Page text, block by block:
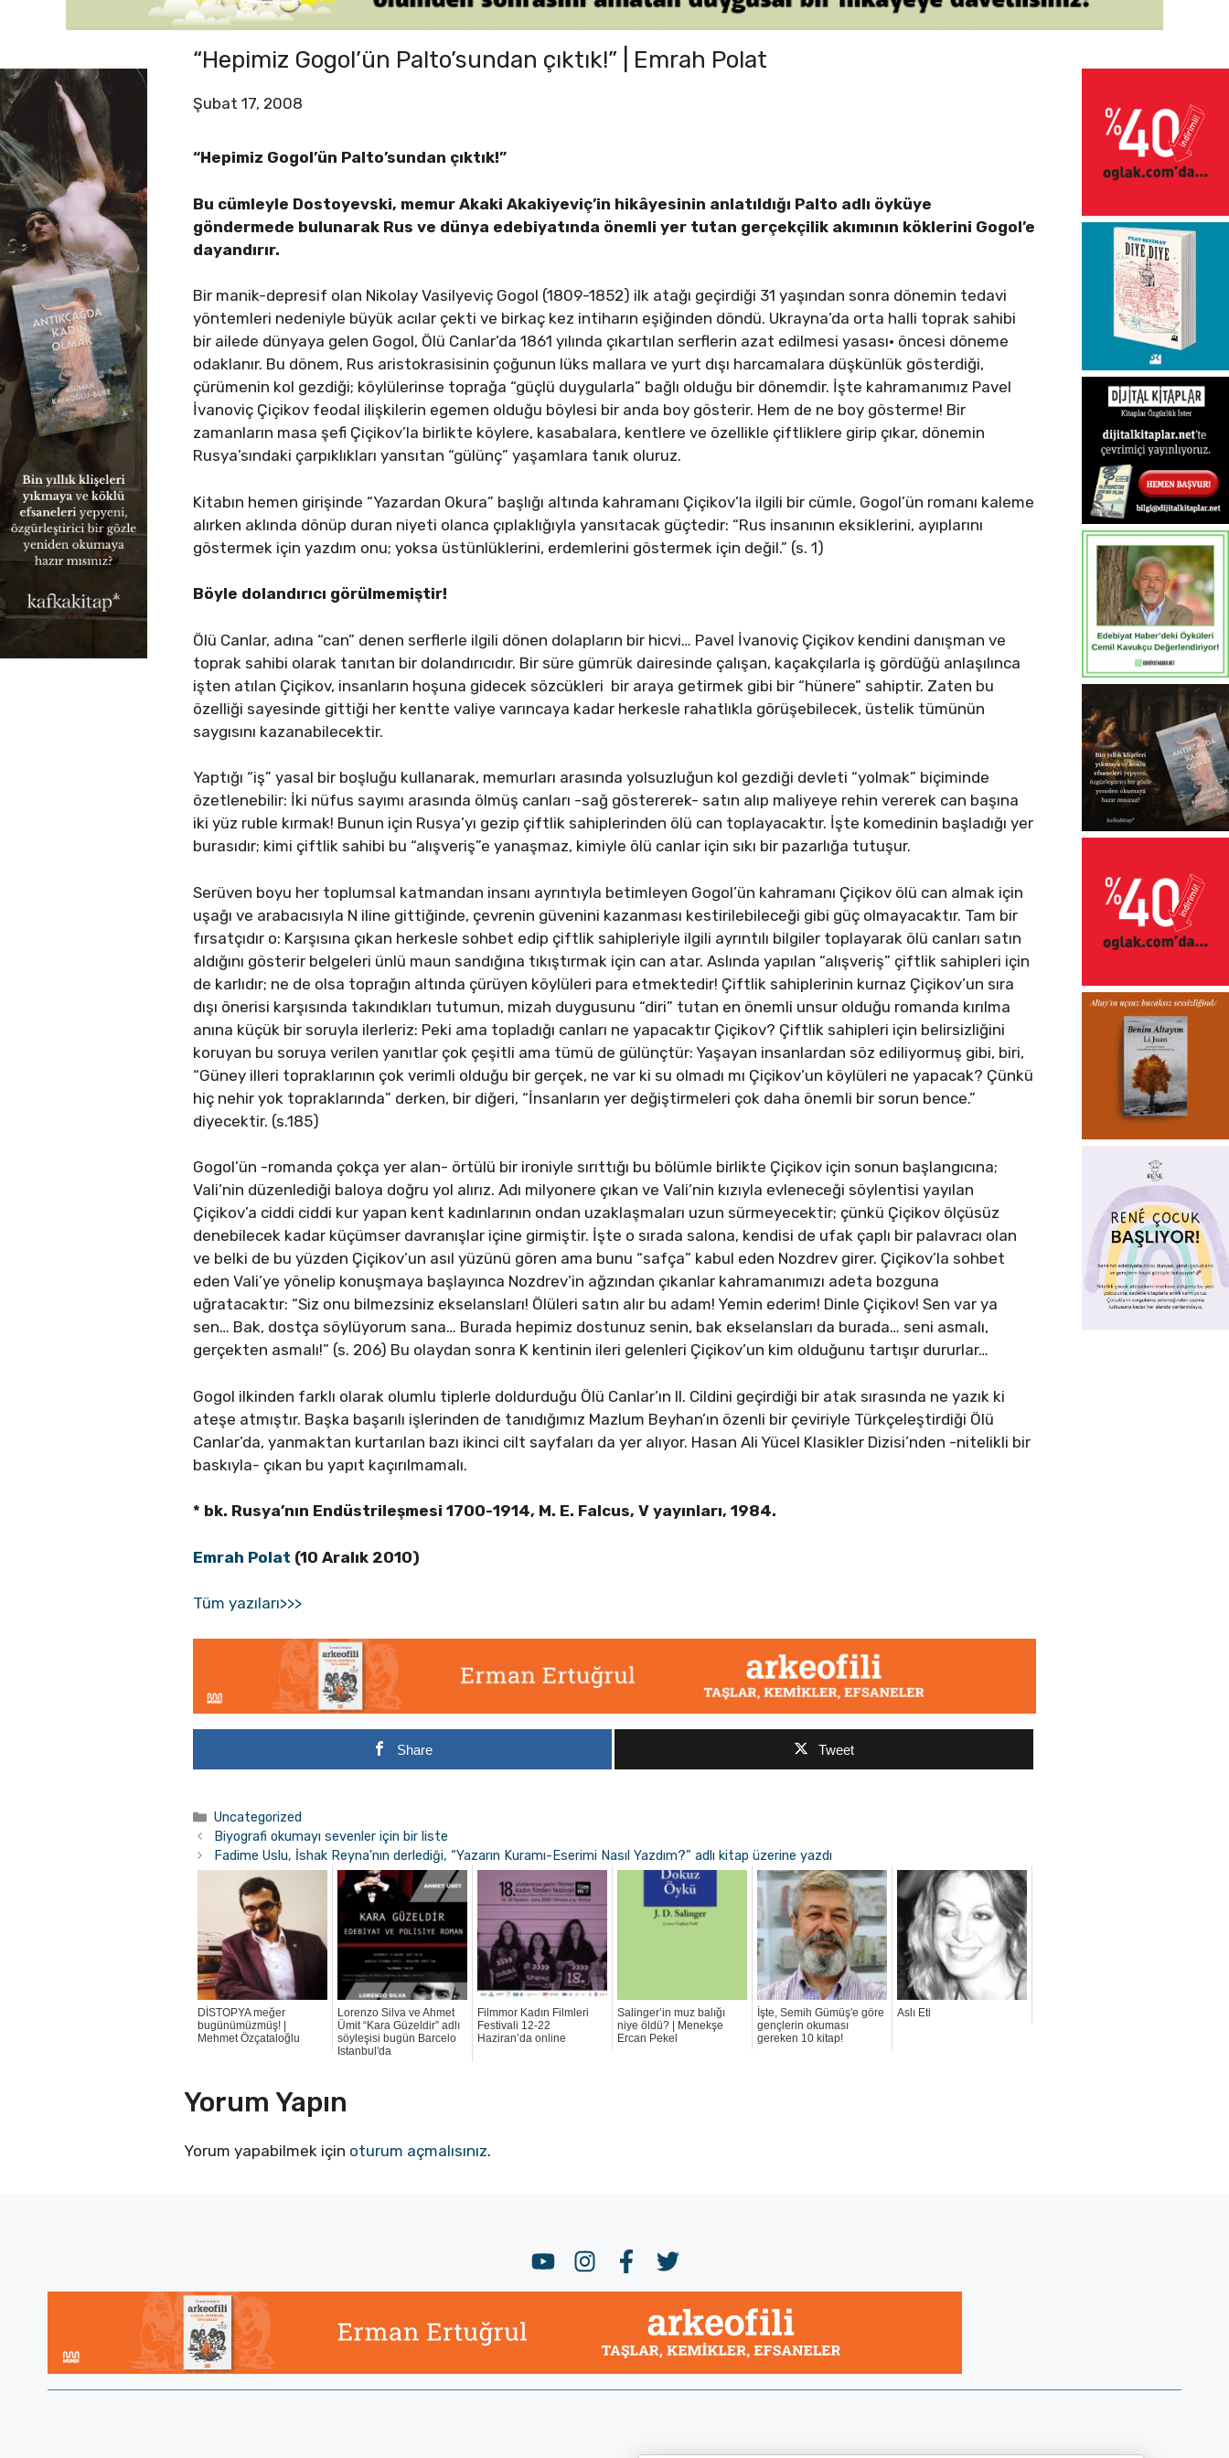
“Hepimiz Gogol’ün Palto’sundan çıktık!” | Emrah Polat
Şubat 17, 2008
“Hepimiz Gogol’ün Palto’sundan çıktık!”
Bu cümleyle Dostoyevski, memur Akaki Akakiyeviç’in hikâyesinin anlatıldığı Palto adlı öyküye
göndermede bulunarak Rus ve dünya edebiyatında önemli yer tutan gerçekçilik akımının köklerini Gogol’e
dayandırır.
Bir manik-depresif olan Nikolay Vasilyeviç Gogol (1809-1852) ilk atağı geçirdiği 31 yaşından sonra dönemin tedavi
yöntemleri nedeniyle büyük acılar çekti ve birkaç kez intiharın eşiğinden döndü. Ukrayna’da orta halli toprak sahibi
bir ailede dünyaya gelen Gogol, Ölü Canlar’da 1861 yılında çıkartılan serflerin azat edilmesi yasası· öncesi döneme
odaklanır. Bu dönem, Rus aristokrasisinin çoğunun lüks mallara ve yurt dışı harcamalara düşkünlük gösterdiği,
çürümenin kol gezdiği; köylülerinse toprağa “güçlü duygularla” bağlı olduğu bir dönemdir. İşte kahramanımız Pavel
İvanoviç Çiçikov feodal ilişkilerin egemen olduğu böylesi bir anda boy gösterir. Hem de ne boy gösterme! Bir
zamanların masa şefi Çiçikov’la birlikte köylere, kasabalara, kentlere ve özellikle çiftliklere girip çıkar, dönemin
Rusya’sındaki çarpıklıkları yansıtan “gülünç” yaşamlara tanık oluruz.
Kitabın hemen girişinde “Yazardan Okura” başlığı altında kahramanı Çiçikov’la ilgili bir cümle, Gogol’ün romanı kaleme
alırken aklında dönüp duran niyeti olanca çıplaklığıyla yansıtacak güçtedir: “Rus insanının eksiklerini, ayıplarını
göstermek için yazdım onu; yoksa üstünlüklerini, erdemlerini göstermek için değil.” (s. 1)
Böyle dolandırıcı görülmemiştir!
Ölü Canlar, adına “can” denen serflerle ilgili dönen dolapların bir hicvi… Pavel İvanoviç Çiçikov kendini danışman ve
toprak sahibi olarak tanıtan bir dolandırıcıdır. Bir süre gümrük dairesinde çalışan, kaçakçılarla iş gördüğü anlaşılınca
işten atılan Çiçikov, insanların hoşuna gidecek sözcükleri bir araya getirmek gibi bir “hünere” sahiptir. Zaten bu
özelliği sayesinde gittiği her kentte valiye varıncaya kadar herkesle rahatlıkla görüşebilecek, üstelik tümünün
saygısını kazanabilecektir.
Yaptığı “iş” yasal bir boşluğu kullanarak, memurları arasında yolsuzluğun kol gezdiği devleti “yolmak” biçiminde
özetlenebilir: İki nüfus sayımı arasında ölmüş canları -sağ göstererek- satın alıp maliyeye rehin vererek can başına
iki yüz ruble kırmak! Bunun için Rusya’yı gezip çiftlik sahiplerinden ölü can toplayacaktır. İşte komedinin başladığı yer
burasıdır; kimi çiftlik sahibi bu “alışveriş”e yanaşmaz, kimiyle ölü canlar için sıkı bir pazarlığa tutuşur.
Serüven boyu her toplumsal katmandan insanı ayrıntıyla betimleyen Gogol’ün kahramanı Çiçikov ölü can almak için
uşağı ve arabacısıyla N iline gittiğinde, çevrenin güvenini kazanması kestirilebileceği gibi güç olmayacaktır. Tam bir
fırsatçıdır o: Karşısına çıkan herkesle sohbet edip çiftlik sahipleriyle ilgili ayrıntılı bilgiler toplayarak ölü canları satın
aldığını gösterir belgeleri ünlü maun sandığına tıkıştırmak için can atar. Aslında yapılan “alışveriş” çiftlik sahipleri için
de karlıdır; ne de olsa toprağın altında çürüyen köylüleri para etmektedir! Çiftlik sahiplerinin kurnaz Çiçikov’un sıra
dışı önerisi karşısında takındıkları tutumun, mizah duygusunu “diri” tutan en önemli unsur olduğu romanda kırılma
anına küçük bir soruyla ilerleriz: Peki ama topladığı canları ne yapacaktır Çiçikov? Çiftlik sahipleri için belirsizliğini
koruyan bu soruya verilen yanıtlar çok çeşitli ama tümü de gülünçtür: Yaşayan insanlardan söz ediliyormuş gibi, biri,
“Güney illeri topraklarının çok verimli olduğu bir gerçek, ne var ki su olmadı mı Çiçikov’un köylüleri ne yapacak? Çünkü
hiç nehir yok topraklarında” derken, bir diğeri, “İnsanların yer değiştirmeleri çok daha önemli bir sorun bence.”
diyecektir. (s.185)
Gogol’ün -romanda çokça yer alan- örtülü bir ironiyle sırıttığı bu bölümle birlikte Çiçikov için sonun başlangıcına;
Vali’nin düzenlediği baloya doğru yol alırız. Adı milyonere çıkan ve Vali’nin kızıyla evleneceği söylentisi yayılan
Çiçikov’a ciddi ciddi kur yapan kent kadınlarının ondan uzaklaşmaları uzun sürmeyecektir; çünkü Çiçikov ölçüsüz
denebilecek kadar küçümser davranışlar içine girmiştir. İşte o sırada salona, kendisi de ufak çaplı bir palavracı olan
ve belki de bu yüzden Çiçikov’un asıl yüzünü gören ama bunu “safça” kabul eden Nozdrev girer. Çiçikov’la sohbet
eden Vali’ye yönelip konuşmaya başlayınca Nozdrev’in ağzından çıkanlar kahramanımızı adeta bozguna
uğratacaktır: “Siz onu bilmezsiniz ekselansları! Ölüleri satın alır bu adam! Yemin ederim! Dinle Çiçikov! Sen var ya
sen… Bak, dostça söylüyorum sana… Burada hepimiz dostunuz senin, bak ekselansları da burada… seni asmalı,
gerçekten asmalı!” (s. 206) Bu olaydan sonra K kentinin ileri gelenleri Çiçikov’un kim olduğunu tartışır dururlar…
Gogol ilkinden farklı olarak olumlu tiplerle doldurduğu Ölü Canlar’ın II. Cildini geçirdiği bir atak sırasında ne yazık ki
ateşe atmıştır. Başka başarılı işlerinden de tanıdığımız Mazlum Beyhan’ın özenli bir çeviriyle Türkçeleştirdiği Ölü
Canlar’da, yanmaktan kurtarılan bazı ikinci cilt sayfaları da yer alıyor. Hasan Ali Yücel Klasikler Dizisi’nden -nitelikli bir
baskıyla- çıkan bu yapıt kaçırılmamalı.
* bk. Rusya’nın Endüstrileşmesi 1700-1914, M. E. Falcus, V yayınları, 1984.
Emrah Polat (10 Aralık 2010)
Tüm yazıları>>>
Share Tweet
Kategoriler
Uncategorized
Biyografi okumayı sevenler için bir liste
Fadime Uslu, İshak Reyna’nın derlediği, “Yazarın Kuramı-Eserimi Nasıl Yazdım?” adlı kitap üzerine yazdı
DİSTOPYA meğer
bugünümüzmüş! |
Mehmet Özçataloğlu
Lorenzo Silva ve Ahmet
Ümit “Kara Güzeldir” adlı
söyleşisi bugün Barcelo
Istanbul'da
Filmmor Kadın Filmleri
Festivali 12-22
Haziran’da online
Salinger’in muz balığı
niye öldü? | Menekşe
Ercan Pekel
İşte, Semih Gümüş'e göre
gençlerin okuması
gereken 10 kitap!
Aslı Eti
Yorum Yapın
Yorum yapabilmek için oturum açmalısınız.